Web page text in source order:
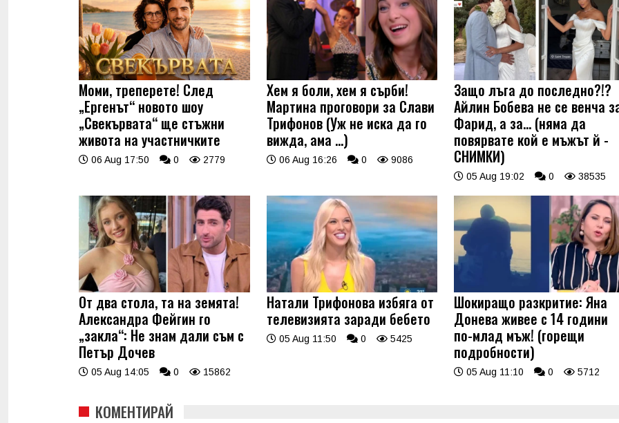
Моми, треперете! След
„Ергенът“ новото шоу
„Свекървата“ ще стъжни
живота на участничките
06 Aug 17:50 0 2779
Хем я боли, хем я сърби!
Мартина проговори за Слави
Трифонов (Уж не иска да го
вижда, ама …)
06 Aug 16:26 0 9086
Защо лъга до последно?!?
Айлин Бобева не се венча
Фарид, а за... (няма да
повярвате кой е мъжът й -
СНИМКИ)
05 Aug 19:02 0 38535
От два стола, та на земята!
Александра Фейгин го
„закла“: Не знам дали съм с
Петър Дочев
05 Aug 14:05 0 15862
Натали Трифонова избяга от
телевизията заради бебето
05 Aug 11:50 0 5425
Шокиращо разкритие: Яна
Донева живее с 14 години
по-млад мъж! (горещи
подробности)
05 Aug 11:10 0 5712
КОМЕНТИРАЙ